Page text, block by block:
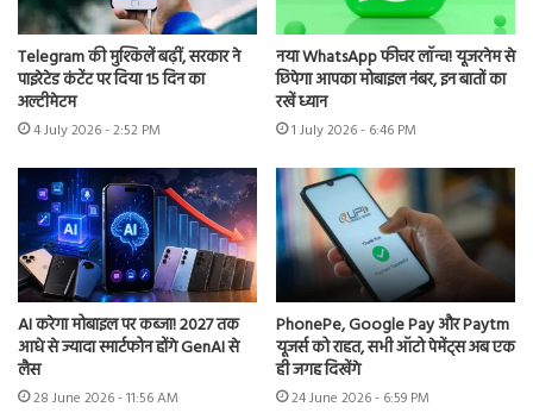
Telegram की मुश्किलें बढ़ीं, सरकार ने
पाइरेटेड कंटेंट पर दिया 15 दिन का
अल्टीमेटम
4 July 2026 - 2:52 PM
नया WhatsApp फीचर लॉन्च! यूजरनेम से
छिपेगा आपका मोबाइल नंबर, इन बातों का
रखें ध्यान
1 July 2026 - 6:46 PM
AI करेगा मोबाइल पर कब्जा! 2027 तक
आधे से ज्यादा स्मार्टफोन होंगे GenAI से
लैस
28 June 2026 - 11:56 AM
PhonePe, Google Pay और Paytm
यूजर्स को राहत, सभी ऑटो पेमेंट्स अब एक
ही जगह दिखेंगे
24 June 2026 - 6:59 PM